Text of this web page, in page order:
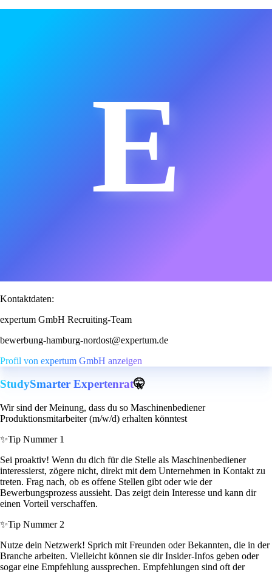
E
Kontaktdaten:
expertum GmbH Recruiting-Team
bewerbung-hamburg-nordost@expertum.de
Profil von expertum GmbH anzeigen
StudySmarter Expertenrat🤫
Wir sind der Meinung, dass du so Maschinenbediener
Produktionsmitarbeiter (m/w/d) erhalten könntest
✨Tip Nummer 1
Sei proaktiv! Wenn du dich für die Stelle als Maschinenbediener
interessierst, zögere nicht, direkt mit dem Unternehmen in Kontakt zu
treten. Frag nach, ob es offene Stellen gibt oder wie der
Bewerbungsprozess aussieht. Das zeigt dein Interesse und kann dir
einen Vorteil verschaffen.
✨Tip Nummer 2
Nutze dein Netzwerk! Sprich mit Freunden oder Bekannten, die in der
Branche arbeiten. Vielleicht können sie dir Insider-Infos geben oder
sogar eine Empfehlung aussprechen. Empfehlungen sind oft der